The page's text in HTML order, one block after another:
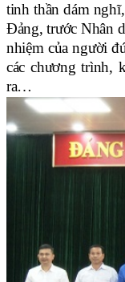
tinh thần dám
Đảng, trước Nhân
nhiệm của người
các chương trình,
ra…